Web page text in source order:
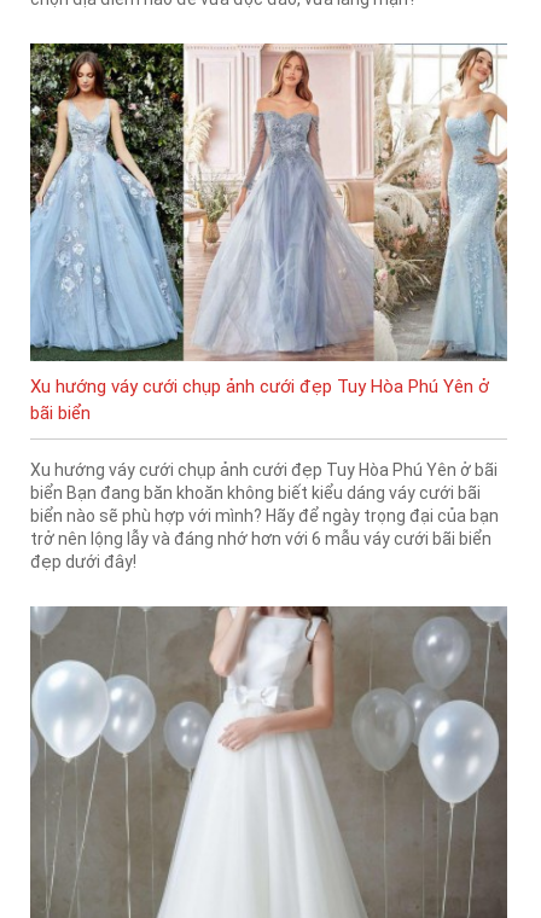
Xu hướng váy cưới chụp ảnh cưới đẹp Tuy Hòa Phú Yên ở
bãi biển
Xu hướng váy cưới chụp ảnh cưới đẹp Tuy Hòa Phú Yên ở bãi
biển Bạn đang băn khoăn không biết kiểu dáng váy cưới bãi
biển nào sẽ phù hợp với mình? Hãy để ngày trọng đại của bạn
trở nên lộng lẫy và đáng nhớ hơn với 6 mẫu váy cưới bãi biển
đẹp dưới đây!